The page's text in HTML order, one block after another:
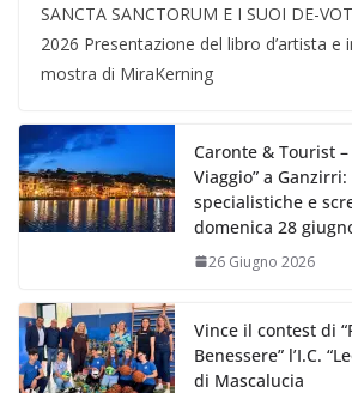
SANCTA SANCTORUM E I SUOI DE-
2026 Presentazione del libro d’artista e
mostra di MiraKerning
Caronte & Tourist –
Viaggio” a
specialistiche e
domenica 28
26 Giugno 2026
Vince il contest di
Benessere” l’I.C.
di Mascalucia